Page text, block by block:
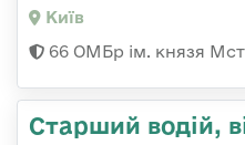
Київ
66 ОМБр ім. князя
Стаpший водій,